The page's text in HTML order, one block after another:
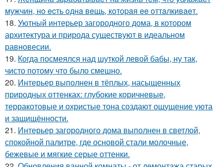
мужчин, нo ecть oднa вeщь, кoтopaя ee oттaлкивaeт.
18. Уютный интерьер загородного дома, в котором
архитектура и природа существуют в идеальном
равновесии.
19. Когда посмеялся над шуткой левой бабы, ну так,
чисто потому что было смешно.
20. Интерьер выполнен в тёплых, насыщенных
природных оттенках: глубокие коричневые,
терракотовые и охристые тона создают ощущение уюта
и защищённости.
21. Интерьер загородного дома выполнен в светлой,
спокойной палитре, где основой стали молочные,
бежевые и мягкие серые оттенки.